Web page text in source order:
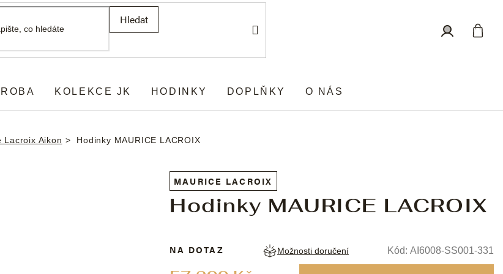
Hledat
KOLEKCE JK HODINKY DOPLŇKY O NÁS
Lacroix Aikon Hodinky MAURICE LACROIX
MAURICE LACROIX
Hodinky MAURICE LACROIX
NA DOTAZ Možnosti doručení Kód: AI6008-SS001-331